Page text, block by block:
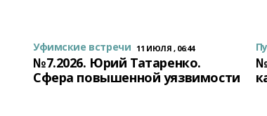
Уфимские встречи 11 ИЮЛЯ , 06:44
№7.2026. Юрий Татаренко.
Сфера повышенной уязвимости